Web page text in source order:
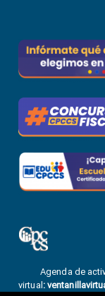
Agenda de
virtual :